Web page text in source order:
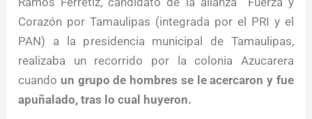
Corazón por Tamaulipas (integrada por el PRI y el
PAN) a la presidencia municipal de Tamaulipas,
realizaba un recorrido por la colonia Azucarera
cuando un grupo de hombres se le acercaron y fue
apuñalado, tras lo cual huyeron.